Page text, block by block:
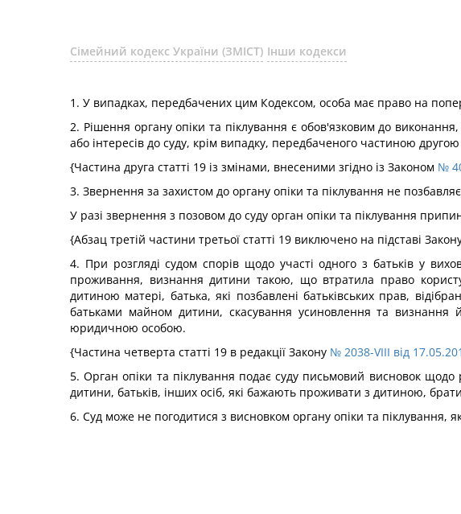
Сімейний кодекс України (ЗМІСТ) Інши кодекси
1. У випадках, передбачених цим Кодексом, особа має право на
2. Рішення органу опіки та піклування є обов'язковим до
або інтересів до суду, крім випадку, передбаченого частиною другою
{Частина друга статті 19 із змінами, внесеними згідно із Законом №
3. Звернення за захистом до органу опіки та піклування не
У разі звернення з позовом до суду орган опіки та піклування
{Абзац третій частини третьої статті 19 виключено на підставі
4. При розгляді судом спорів щодо участі одного з батьків у
проживання, визнання дитини такою, що втратила право
дитиною матері, батька, які позбавлені батьківських прав,
батьками майном дитини, скасування усиновлення та визнання
юридичною особою.
{Частина четверта статті 19 в редакції Закону № 2038-VIII від
5. Орган опіки та піклування подає суду письмовий висновок
дитини, батьків, інших осіб, які бажають проживати з дитиною,
6. Суд може не погодитися з висновком органу опіки та